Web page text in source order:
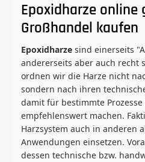
Epoxidharze online
Großhandel kaufen
Epoxidharze sind einerseits
andererseits aber auch recht
ordnen wir die Harze nicht
sondern nach ihren
damit für bestimmte Prozesse
empfehlenswert machen.
Harzsystem auch in anderen
Anwendungen einsetzen.
dessen technische bzw.